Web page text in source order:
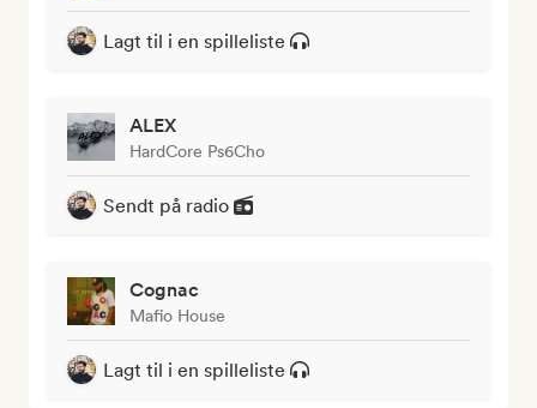
Lagt til i en spilleliste
ALEX
HardCore Ps6Cho
Sendt på radio
Cognac
Mafio House
Lagt til i en spilleliste